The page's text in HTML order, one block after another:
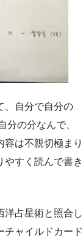
、自分で自分の
分の分なんで、
は不親切極まり
やすく読んで書き
洋占星術と照合し
チャイルドカード